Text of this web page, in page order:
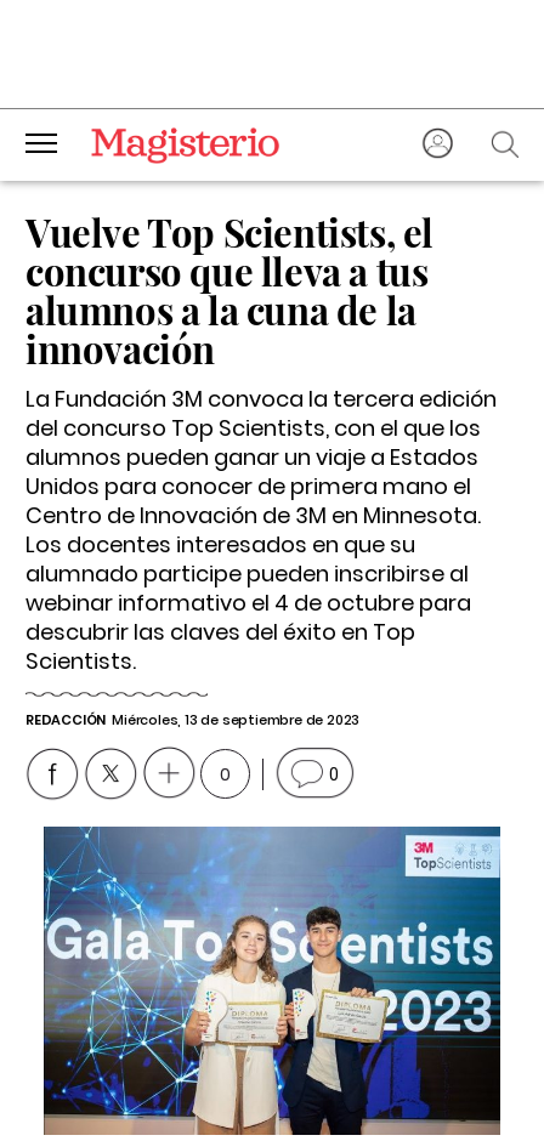
Vuelve Top Scientists, el
concurso que lleva a tus
alumnos a la cuna de la
innovación
La Fundación 3M convoca la tercera edición
del concurso Top Scientists, con el que los
alumnos pueden ganar un viaje a Estados
Unidos para conocer de primera mano el
Centro de Innovación de 3M en Minnesota.
Los docentes interesados en que su
alumnado participe pueden inscribirse al
webinar informativo el 4 de octubre para
descubrir las claves del éxito en Top
Scientists.
REDACCIÓN Miércoles, 13 de septiembre de 2023
0 0